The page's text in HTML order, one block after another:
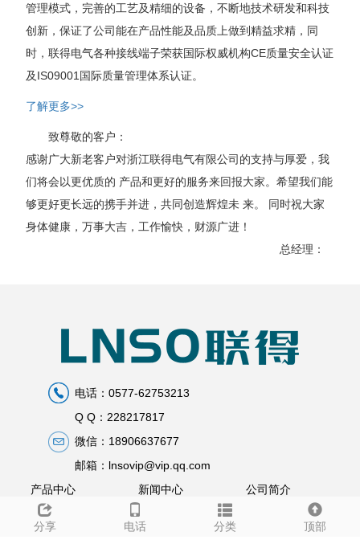
管理模式，完善的工艺及精细的设备，不断地技术研发和科技
创新，保证了公司能在产品性能及品质上做到精益求精，同
时，联得电气各种接线端子荣获国际权威机构CE质量安全认证
及IS09001国际质量管理体系认证。
了解更多>>
致尊敬的客户：
感谢广大新老客户对浙江联得电气有限公司的支持与厚爱，我
们将会以更优质的 产品和更好的服务来回报大家。希望我们能
够更好更长远的携手并进，共同创造辉煌未 来。 同时祝大家
身体健康，万事大吉，工作愉快，财源广进！
总经理：
电话：0577-62753213
Q Q：228217817
微信：18906637677
邮箱：lnsovip@vip.qq.com
产品中心
新闻中心
公司简介
分享
电话 分类 顶部